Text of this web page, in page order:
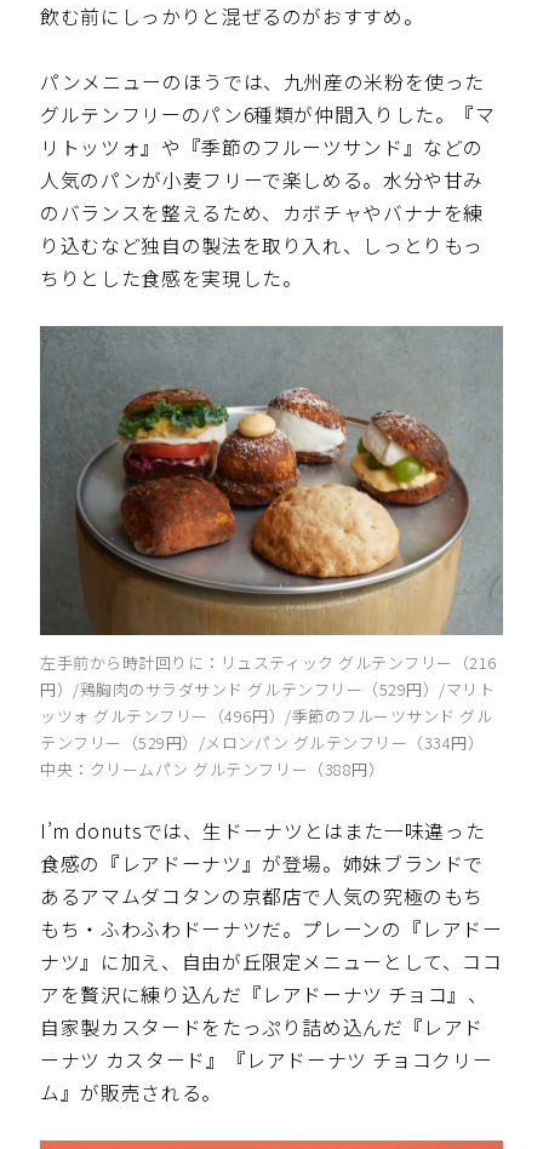
飲む前にしっかりと混ぜるのがおすすめ。
パンメニューのほうでは、九州産の米粉を使った
グルテンフリーのパン6種類が仲間入りした。『マ
リトッツォ』や『季節のフルーツサンド』などの
人気のパンが小麦フリーで楽しめる。水分や甘み
のバランスを整えるため、カボチャやバナナを練
り込むなど独自の製法を取り入れ、しっとりもっ
ちりとした食感を実現した。
左手前から時計回りに：リュスティック グルテンフリー（216
円）/鶏胸肉のサラダサンド グルテンフリー（529円）/マリト
ッツォ グルテンフリー（496円）/季節のフルーツサンド グル
テンフリー（529円）/メロンパン グルテンフリー（334円）
中央：クリームパン グルテンフリー（388円）
I’m donutsでは、生ドーナツとはまた一味違った
食感の『レアドーナツ』が登場。姉妹ブランドで
あるアマムダコタンの京都店で人気の究極のもち
もち・ふわふわドーナツだ。プレーンの『レアドー
ナツ』に加え、自由が丘限定メニューとして、ココ
アを贅沢に練り込んだ『レアドーナツ チョコ』、
自家製カスタードをたっぷり詰め込んだ『レアド
ーナツ カスタード』『レアドーナツ チョコクリー
ム』が販売される。